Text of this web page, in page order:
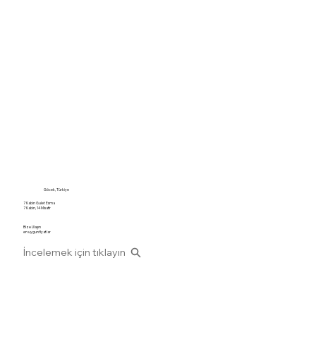
Göcek, Türkiye
7 Kabin Gulet Esma
7 Kabin, 14 Misafir
Bize Ulaşın
en uygun fiyatlar
İncelemek için tıklayın